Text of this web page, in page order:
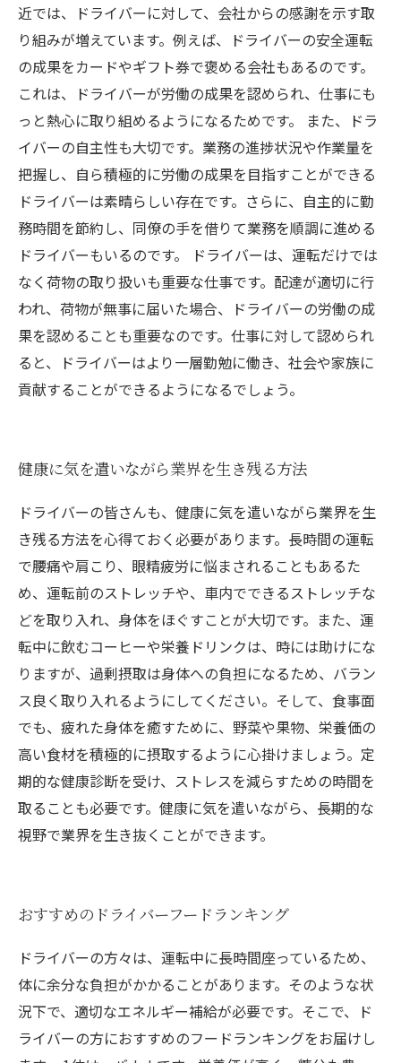
近では、ドライバーに対して、会社からの感謝を示す取
り組みが増えています。例えば、ドライバーの安全運転
の成果をカードやギフト券で褒める会社もあるのです。
これは、ドライバーが労働の成果を認められ、仕事にも
っと熱心に取り組めるようになるためです。 また、ドラ
イバーの自主性も大切です。業務の進捗状況や作業量を
把握し、自ら積極的に労働の成果を目指すことができる
ドライバーは素晴らしい存在です。さらに、自主的に勤
務時間を節約し、同僚の手を借りて業務を順調に進める
ドライバーもいるのです。 ドライバーは、運転だけでは
なく荷物の取り扱いも重要な仕事です。配達が適切に行
われ、荷物が無事に届いた場合、ドライバーの労働の成
果を認めることも重要なのです。仕事に対して認められ
ると、ドライバーはより一層勤勉に働き、社会や家族に
貢献することができるようになるでしょう。
健康に気を遣いながら業界を生き残る方法
ドライバーの皆さんも、健康に気を遣いながら業界を生
き残る方法を心得ておく必要があります。長時間の運転
で腰痛や肩こり、眼精疲労に悩まされることもあるた
め、運転前のストレッチや、車内でできるストレッチな
どを取り入れ、身体をほぐすことが大切です。また、運
転中に飲むコーヒーや栄養ドリンクは、時には助けにな
りますが、過剰摂取は身体への負担になるため、バラン
ス良く取り入れるようにしてください。そして、食事面
でも、疲れた身体を癒すために、野菜や果物、栄養価の
高い食材を積極的に摂取するように心掛けましょう。定
期的な健康診断を受け、ストレスを減らすための時間を
取ることも必要です。健康に気を遣いながら、長期的な
視野で業界を生き抜くことができます。
おすすめのドライバーフードランキング
ドライバーの方々は、運転中に長時間座っているため、
体に余分な負担がかかることがあります。そのような状
況下で、適切なエネルギー補給が必要です。そこで、ド
ライバーの方におすすめのフードランキングをお届けし